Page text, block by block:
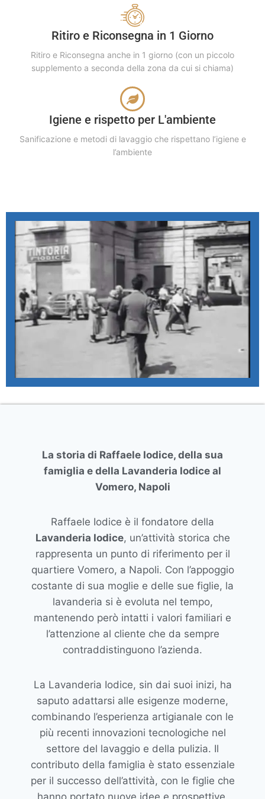
Ritiro e Riconsegna in 1 Giorno
Ritiro e Riconsegna anche in 1 giorno (con un piccolo
supplemento a seconda della zona da cui si chiama)
Igiene e rispetto per L'ambiente
Sanificazione e metodi di lavaggio che rispettano l’igiene e
l’ambiente
La storia di Raffaele Iodice, della sua
famiglia e della Lavanderia Iodice al
Vomero, Napoli
Raffaele Iodice è il fondatore della
Lavanderia Iodice, un’attività storica che
rappresenta un punto di riferimento per il
quartiere Vomero, a Napoli. Con l’appoggio
costante di sua moglie e delle sue figlie, la
lavanderia si è evoluta nel tempo,
mantenendo però intatti i valori familiari e
l’attenzione al cliente che da sempre
contraddistinguono l’azienda.
La Lavanderia Iodice, sin dai suoi inizi, ha
saputo adattarsi alle esigenze moderne,
combinando l’esperienza artigianale con le
più recenti innovazioni tecnologiche nel
settore del lavaggio e della pulizia. Il
contributo della famiglia è stato essenziale
per il successo dell’attività, con le figlie che
hanno portato nuove idee e prospettive,